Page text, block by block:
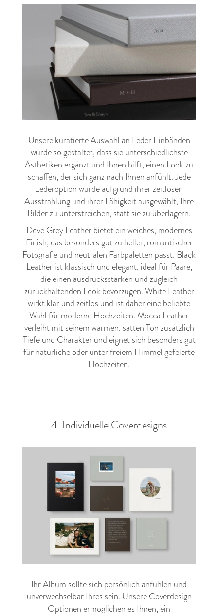
Unsere kuratierte Auswahl an Leder Einbänden
wurde so gestaltet, dass sie unterschiedlichste
Ästhetiken ergänzt und Ihnen hilft, einen Look zu
schaffen, der sich ganz nach Ihnen anfühlt. Jede
Lederoption wurde aufgrund ihrer zeitlosen
Ausstrahlung und ihrer Fähigkeit ausgewählt, Ihre
Bilder zu unterstreichen, statt sie zu überlagern.
Dove Grey Leather bietet ein weiches, modernes
Finish, das besonders gut zu heller, romantischer
Fotografie und neutralen Farbpaletten passt. Black
Leather ist klassisch und elegant, ideal für Paare,
die einen ausdrucksstarken und zugleich
zurückhaltenden Look bevorzugen. White Leather
wirkt klar und zeitlos und ist daher eine beliebte
Wahl für moderne Hochzeiten. Mocca Leather
verleiht mit seinem warmen, satten Ton zusätzlich
Tiefe und Charakter und eignet sich besonders gut
für natürliche oder unter freiem Himmel gefeierte
Hochzeiten.
4. Individuelle Coverdesigns
Ihr Album sollte sich persönlich anfühlen und
unverwechselbar Ihres sein. Unsere Coverdesign
Optionen ermöglichen es Ihnen, ein